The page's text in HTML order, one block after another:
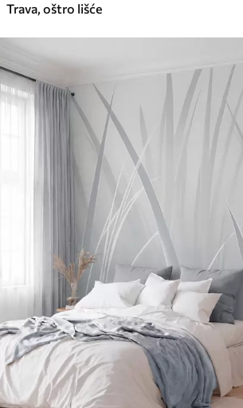
Trava, oštro lišće